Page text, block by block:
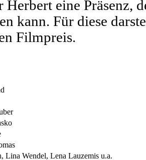
Herbert eine Präsenz,
kann. Für diese
Filmpreis.
Lina Wendel, Lena Lauzemis u.a.